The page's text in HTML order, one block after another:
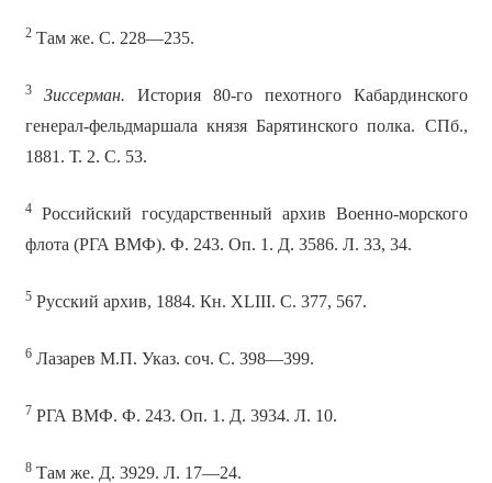
2Там же. С. 228—235.
3 Зиссерман. История 80-го пехотного Кабардинского
генерал-фельдмаршала князя Барятинского полка. СПб.,
1881. Т. 2. С. 53.
4Российский государственный архив Военно-морского
флота (РГА ВМФ). Ф. 243. Оп. 1. Д. 3586. Л. 33, 34.
5Русский архив, 1884. Кн. XLIII. С. 377, 567.
6Лазарев М.П. Указ. соч. С. 398—399.
7 РГА ВМФ. Ф. 243. Оп. 1. Д. 3934. Л. 10.
8Там же. Д. 3929. Л. 17—24.